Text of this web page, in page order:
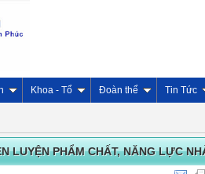
Khoa - Tổ Đoàn thể Tin Tức
LUYỆN PHẨM CHẤT, NĂNG LỰC